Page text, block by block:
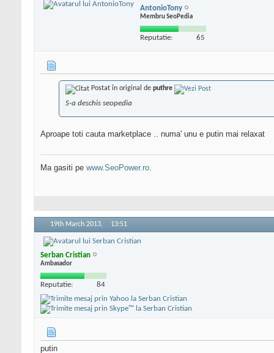
AntonioTony
Membru SeoPedia
Reputatie: 65
Postat în original de puthre
S-a deschis seopedia
Aproape toti cauta marketplace .. numa' unu e putin mai relaxat
Ma gasiti pe www.SeoPower.ro.
19th March 2013, 13:51
Serban Cristian
Ambasador
Reputatie: 84
putin